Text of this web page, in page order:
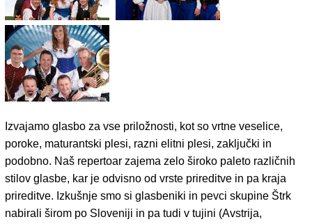
Izvajamo glasbo za vse priložnosti, kot so vrtne veselice,
poroke, maturantski plesi, razni elitni plesi, zaključki in
podobno. Naš repertoar zajema zelo široko paleto različnih
stilov glasbe, kar je odvisno od vrste prireditve in pa kraja
prireditve. Izkušnje smo si glasbeniki in pevci skupine Štrk
nabirali širom po Sloveniji in pa tudi v tujini (Avstrija,